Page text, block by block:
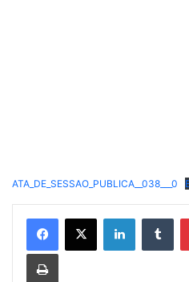
ATA_DE_SESSAO_PUBLICA__038___0
Linkedin
Imprimir